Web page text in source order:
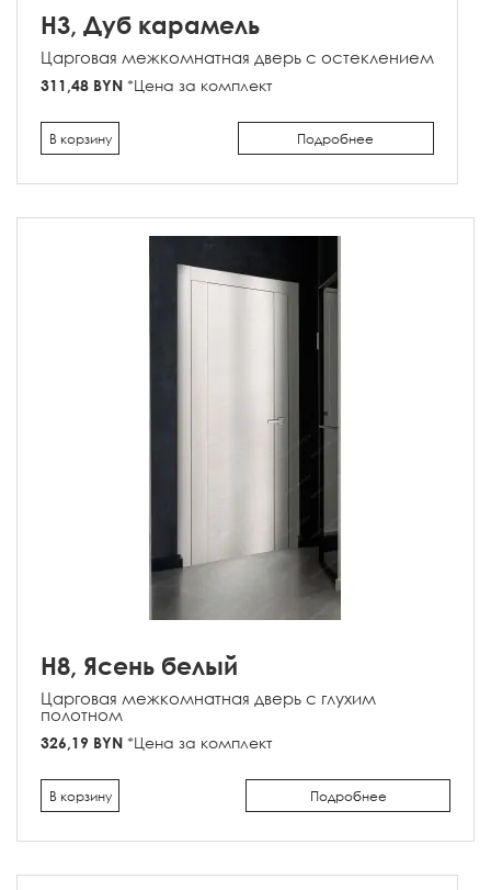
H3, Дуб карамель
Царговая межкомнатная дверь с остеклением
311,48 BYN *Цена за комплект
Подробнее
В корзину
H8, Ясень белый
Царговая межкомнатная дверь с глухим
полотном
326,19 BYN *Цена за комплект
Подробнее
В корзину